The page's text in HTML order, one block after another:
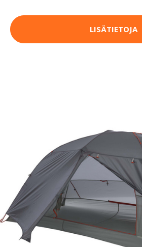
LISÄTIETOJA